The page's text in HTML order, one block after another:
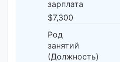
зарплата
$7,300
Род
занятий
(Должность)